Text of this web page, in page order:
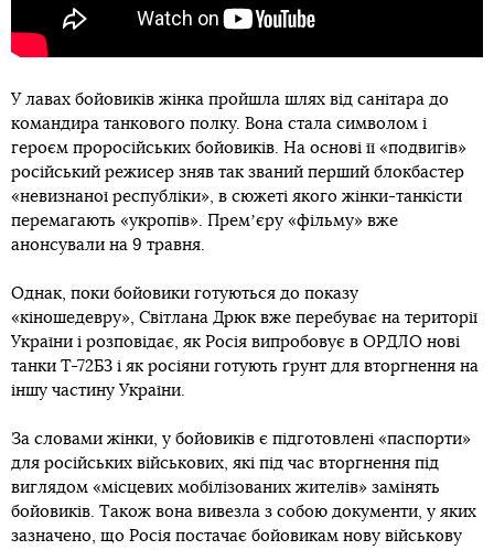
У лавах бойовиків жінка пройшла шлях від санітара до
командира танкового полку. Вона стала символом і
героєм проросійських бойовиків. На основі її «подвигів»
російський режисер зняв так званий перший блокбастер
«невизнаної республіки», в сюжеті якого жінки-танкісти
перемагають «укропів». Премʼєру «фільму» вже
анонсували на 9 травня.
Однак, поки бойовики готуються до показу
«кіношедевру», Світлана Дрюк вже перебуває на території
України і розповідає, як Росія випробовує в ОРДЛО нові
танки Т-72Б3 і як росіяни готують ґрунт для вторгнення на
іншу частину України.
За словами жінки, у бойовиків є підготовлені «паспорти»
для російських військових, які під час вторгнення під
виглядом «місцевих мобілізованих жителів» замінять
бойовиків. Також вона вивезла з собою документи, у яких
зазначено, що Росія постачає бойовикам нову військову